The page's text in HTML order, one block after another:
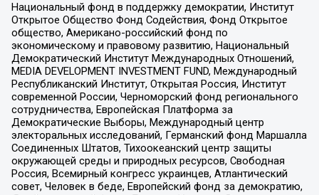
Национальный фонд в поддержку демократии, Институт
Открытое Общество Фонд Содействия, Фонд Открытое
общество, Американо-российский фонд по
экономическому и правовому развитию, Национальный
Демократический Институт Международных Отношений,
MEDIA DEVELOPMENT INVESTMENT FUND, Международный
Республиканский Институт, Открытая Россия, Институт
современной России, Черноморский фонд регионального
сотрудничества, Европейская Платформа за
Демократические Выборы, Международный центр
электоральных исследований, Германский фонд Маршалла
Соединенных Штатов, Тихоокеанский центр защиты
окружающей среды и природных ресурсов, Свободная
Россия, Всемирный конгресс украинцев, Атлантический
совет, Человек в беде, Европейский фонд за демократию,